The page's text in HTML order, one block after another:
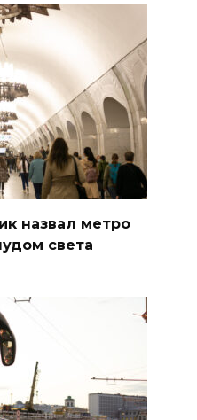
назвал метро
света